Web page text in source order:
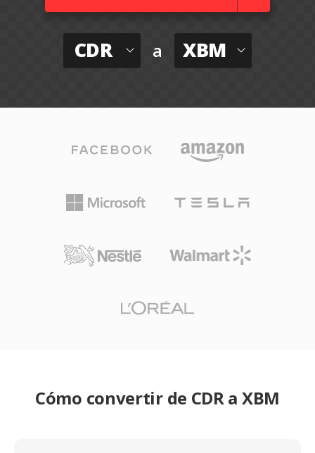
CDR a XBM
Cómo convertir de CDR a XBM